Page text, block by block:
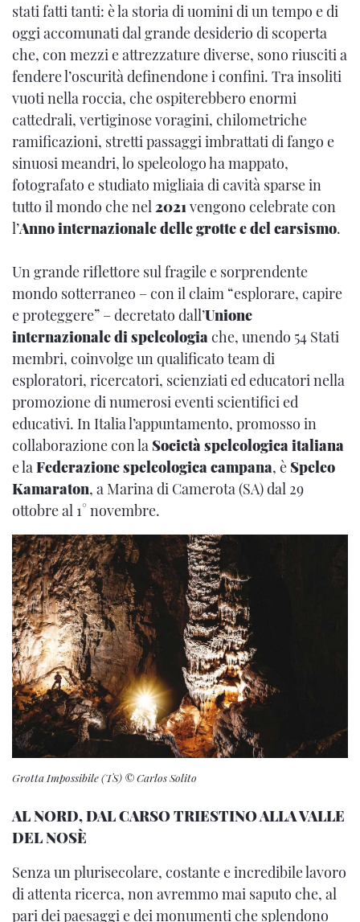
stati fatti tanti: è la storia di uomini di un tempo e di
oggi accomunati dal grande desiderio di scoperta
che, con mezzi e attrezzature diverse, sono riusciti a
fendere l’oscurità definendone i confini. Tra insoliti
vuoti nella roccia, che ospiterebbero enormi
cattedrali, vertiginose voragini, chilometriche
ramificazioni, stretti passaggi imbrattati di fango e
sinuosi meandri, lo speleologo ha mappato,
fotografato e studiato migliaia di cavità sparse in
tutto il mondo che nel 2021 vengono celebrate con
l’Anno internazionale delle grotte e del carsismo.
Un grande riflettore sul fragile e sorprendente
mondo sotterraneo – con il claim “esplorare, capire
e proteggere” – decretato dall’Unione
internazionale di speleologia che, unendo 54 Stati
membri, coinvolge un qualificato team di
esploratori, ricercatori, scienziati ed educatori nella
promozione di numerosi eventi scientifici ed
educativi. In Italia l’appuntamento, promosso in
collaborazione con la Società speleologica italiana
e la Federazione speleologica campana, è Speleo
Kamaraton, a Marina di Camerota (SA) dal 29
ottobre al 1° novembre.
Grotta Impossibile (TS) © Carlos Solito
AL NORD, DAL CARSO TRIESTINO ALLA VALLE
DEL NOSÈ
Senza un plurisecolare, costante e incredibile lavoro
di attenta ricerca, non avremmo mai saputo che, al
pari dei paesaggi e dei monumenti che splendono